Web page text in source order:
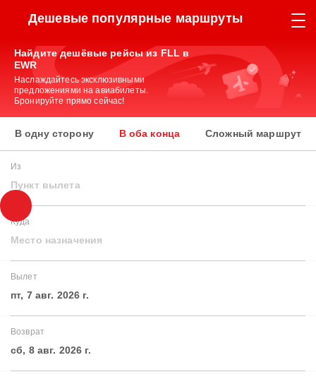
Дешевые популярные маршруты
Найдите дешёвые рейсы из FLL в
EWR
Наслаждайтесь эксклюзивными
предложениями на авиабилеты.
Бронируйте прямо сейчас!
В одну сторону В оба конца Сложный маршрут
Из
Пункт вылета
Куда
Место назначения
Вылет
пт, 7 авг. 2026 г.
Возврат
сб, 8 авг. 2026 г.